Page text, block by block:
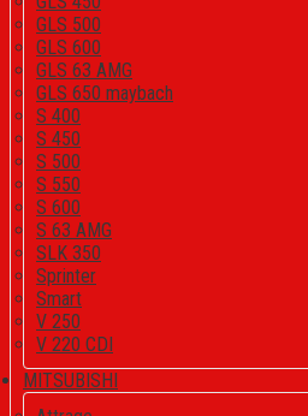
GLS 500
GLS 600
GLS 63 AMG
GLS 650 maybach
S 400
S 450
S 500
S 550
S 600
S 63 AMG
SLK 350
Sprinter
Smart
V 250
V 220 CDI
MITSUBISHI